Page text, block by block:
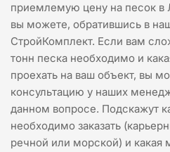
приемлемую цену на песок в
вы можете, обратившись в
СтройКомплект. Если вам
тонн песка необходимо и
проехать на ваш объект, вы
консультацию у наших
данном вопросе. Подскажут
необходимо заказать
речной или морской) и какая